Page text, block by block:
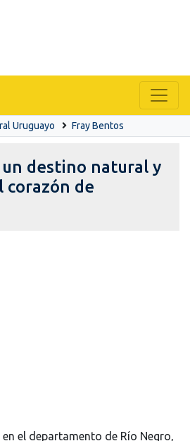
Uruguayo Fray Bentos
un destino natural y
corazón de
el departamento de Río Negro,